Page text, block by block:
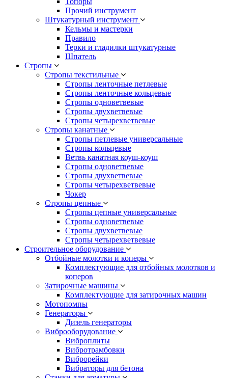
Прочий инструмент
Штукатурный инструмент
Кельмы и мастерки
Правило
Терки и гладилки штукатурные
Шпатель
Стропы
Стропы текстильные
Стропы ленточные петлевые
Стропы ленточные кольцевые
Стропы одноветвевые
Стропы двухветвевые
Стропы четырехветвевые
Стропы канатные
Стропы петлевые универсальные
Стропы кольцевые
Ветвь канатная коуш-коуш
Стропы одноветвевые
Стропы двухветвевые
Стропы четырехветвевые
Чокер
Стропы цепные
Стропы цепные универсальные
Стропы одноветвевые
Стропы двухветвевые
Стропы четырехветвевые
Строительное оборудование
Отбойные молотки и коперы
Комплектующие для отбойных молотков и
коперов
Затирочные машины
Комплектующие для затирочных машин
Мотопомпы
Генераторы
Дизель генераторы
Виброоборудование
Виброплиты
Вибротрамбовки
Виброрейки
Вибраторы для бетона